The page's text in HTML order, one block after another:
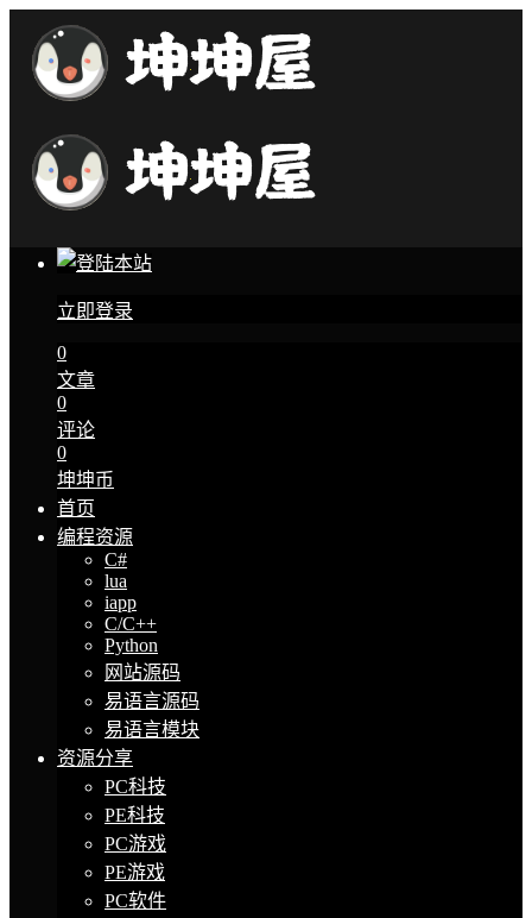
立即登录
0
文章
0
评论
0
坤坤币
首页
编程资源
C#
lua
iapp
C/C++
Python
网站源码
易语言源码
易语言模块
资源分享
PC科技
PE科技
PC游戏
PE游戏
PC软件